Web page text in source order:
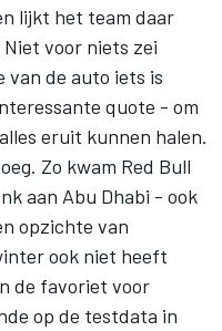
lijkt het team daar
voor niets zei
van de auto iets is
quote - om
eruit kunnen halen.
Zo kwam Red Bull
aan Abu Dhabi - ook
opzichte van
ook niet heeft
de favoriet voor
op de testdata in